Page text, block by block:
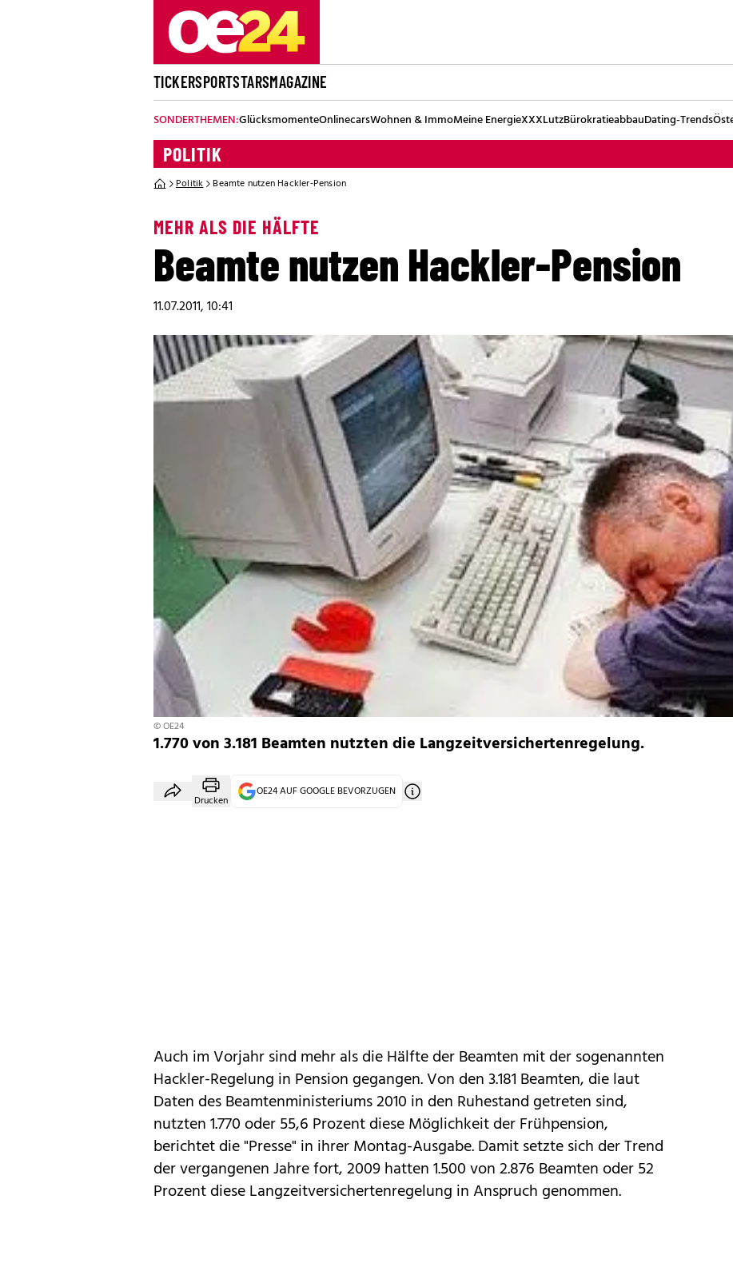
TICKERSPORTSTARSMAGAZINE
SONDERTHEMEN:GlücksmomenteOnlinecarsWohnen & ImmoMeine EnergieXXXLutzBürokratieabbauDating-Trends
POLITIK
Politik Beamte nutzen Hackler-Pension
MEHR ALS DIE HÄLFTE
Beamte nutzen Hackler-Pension
11.07.2011, 10:41
© OE24
1.770 von 3.181 Beamten nutzten die Langzeitversichertenregelung.
Drucken
OE24 AUF GOOGLE BEVORZUGEN
Auch im Vorjahr sind mehr als die Hälfte der Beamten mit der sogenannten
Hackler-Regelung in Pension gegangen. Von den 3.181 Beamten, die laut
Daten des Beamtenministeriums 2010 in den Ruhestand getreten sind,
nutzten 1.770 oder 55,6 Prozent diese Möglichkeit der Frühpension,
berichtet die "Presse" in ihrer Montag-Ausgabe. Damit setzte sich der Trend
der vergangenen Jahre fort, 2009 hatten 1.500 von 2.876 Beamten oder 52
Prozent diese Langzeitversichertenregelung in Anspruch genommen.